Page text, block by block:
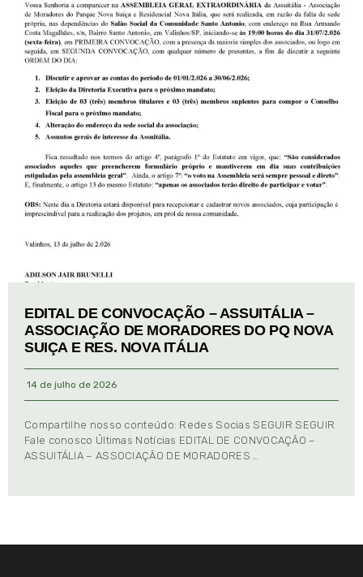
EDITAL DE CONVOCAÇÃO – ASSUITÁLIA –
ASSOCIAÇÃO DE MORADORES DO PQ NOVA
SUIÇA E RES. NOVA ITÁLIA
14 de julho de 2026
Compartilhe nosso conteúdo: Redes Socias SEGUIR SEGUIR
Fale conosco Últimas Notícias EDITAL DE CONVOCAÇÃO –
ASSUITÁLIA – ASSOCIAÇÃO DE MORADORES …